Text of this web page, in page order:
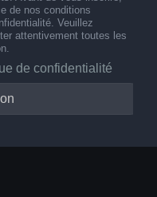
de nos conditions
Veuillez
attentivement toutes les
de confidentialité